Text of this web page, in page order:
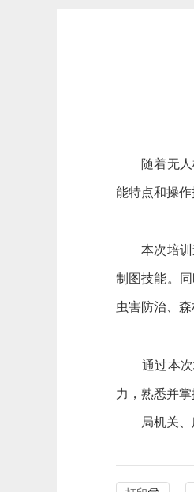
随着无人机
能特点和操
本次培训邀
制图技能。
虫害防治、森
通过本次培
力，熟悉并
局机关、所